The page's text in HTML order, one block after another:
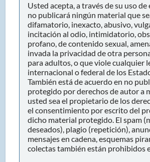
Usted acepta, a través de su uso
no publicará ningún material que
difamatorio, inexacto, abusivo,
incitación al odio, intimidatorio,
profano, de contenido sexual,
invada la privacidad de otra
para adultos, o que viole cualquier
internacional o federal de los
También está de acuerdo en no
protegido por derechos de autor a
usted sea el propietario de los
el consentimiento por escrito del
dicho material protegido. El spam
deseados), plagio (repetición),
mensajes en cadena, esquemas
colectas también están prohibidos